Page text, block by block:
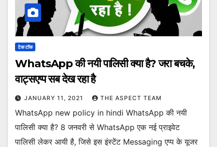
टेक टॉक
WhatsApp की नयी पालिसी क्या है? जरा बचके,
वाट्सएप्प सब देख रहा है
JANUARY 11, 2021 THE ASPECT TEAM
WhatsApp new policy in hindi WhatsApp की नयी
पालिसी क्या है? 8 जनवरी से WhatsApp एक नई प्राइवेट
पालिसी लेकर आयी है, जिसे इस इंस्टेंट Messaging एप्प के यूजर